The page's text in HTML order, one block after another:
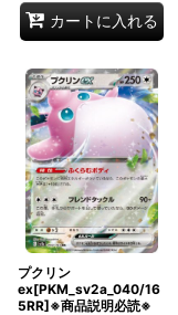
カートに入れる
プクリン
ex[PKM_sv2a_040/16
5RR]※商品説明必読※